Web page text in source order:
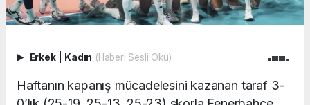
Erkek Kadın (Haberi Sesli Oku)
Haftanın kapanış mücadelesini kazanan taraf 3-